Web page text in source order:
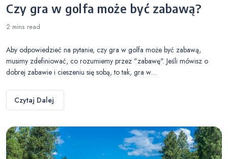
Czy gra w golfa może być zabawą?
2 mins read
Aby odpowiedzieć na pytanie, czy gra w golfa może być zabawą,
musimy zdefiniować, co rozumiemy przez "zabawę". Jeśli mówisz o
dobrej zabawie i cieszeniu się sobą, to tak, gra w…
Czytaj Dalej